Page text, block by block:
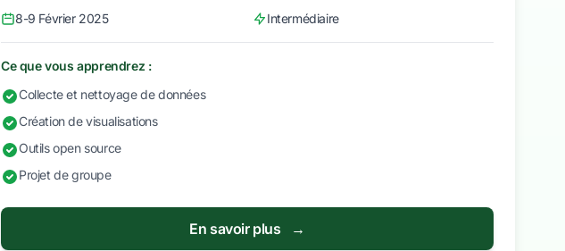
8-9 Février 2025
Intermédiaire
Ce que vous apprendrez :
Collecte et nettoyage de données
Création de visualisations
Outils open source
Projet de groupe
En savoir plus →